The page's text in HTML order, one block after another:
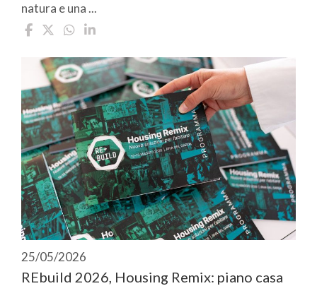
natura e una ...
25/05/2026
REbuild 2026, Housing Remix: piano casa